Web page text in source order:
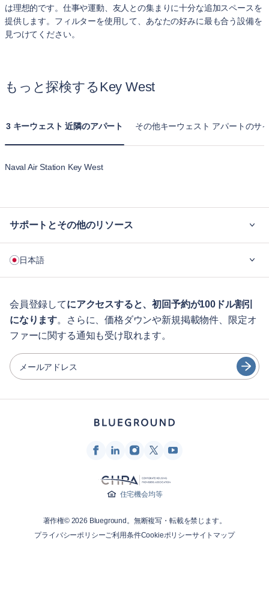
は理想的です。仕事や運動、友人との集まりに十分な追加スペースを
提供します。フィルターを使用して、あなたの好みに最も合う設備を
見つけてください。
もっと探検するKey West
3 キーウェスト 近隣のアパート その他キーウェスト アパートのサ
Naval Air Station Key West
サポートとその他のリソース
企業向け
ゲスト向け特典サービス
シティガイド
パートナー
家具レンタル事業者
インフルエンサー＆アフィリエイト
ニュースルーム
日本語
English
Português
Español
会員登録してにアクセスすると、初回予約が100ドル割引
になります。さらに、価格ダウンや新規掲載物件、限定オ
ファーに関する通知も受け取れます。
メールアドレス
住宅機会均等
著作権© 2026 Blueground。無断複写・転載を禁じます。
プライバシーポリシーご利用条件Cookieポリシーサイトマップ